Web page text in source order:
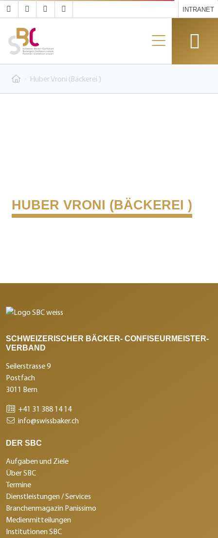
INTRANET
Huber Vroni (Bäckerei )
HUBER VRONI (BÄCKEREI )
SCHWEIZERISCHER BÄCKER- CONFISEURMEISTER-
VERBAND
Seilerstrasse 9
Postfach
3011 Bern
+41 31 388 14 14
info@swissbaker.ch
DER SBC
Aufgaben und Ziele
Über SBC
Termine
Dienstleistungen / Services
Branchenmagazin Panissimo
Medienmitteilungen
Institutionen SBC